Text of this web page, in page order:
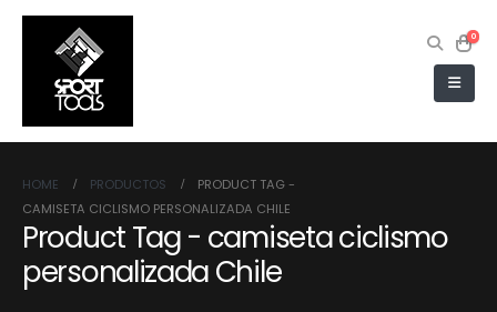
0
HOME PRODUCTOS
PRODUCT TAG -
CAMISETA CICLISMO PERSONALIZADA CHILE
Product Tag - camiseta ciclismo
personalizada Chile